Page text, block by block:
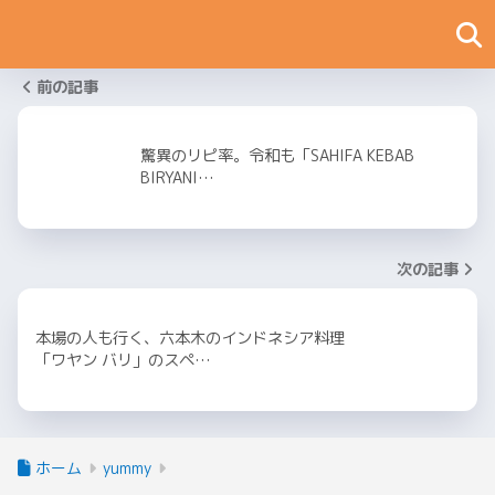
前の記事
驚異のリピ率。令和も「SAHIFA KEBAB
BIRYANI…
次の記事
本場の人も行く、六本木のインドネシア料理
「ワヤン バリ」のスペ…
ホーム yummy